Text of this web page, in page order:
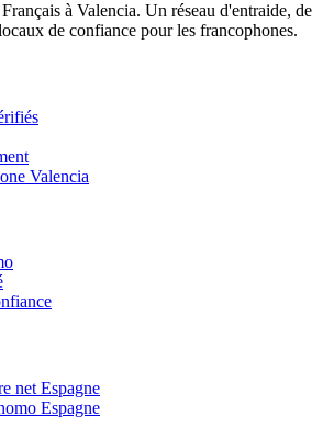
à Valencia. Un réseau d'entraide, de
de confiance pour les francophones.
Valencia
net Espagne
Espagne